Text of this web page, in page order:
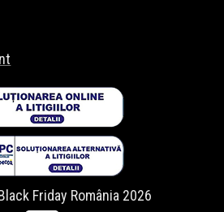
Friday România 2026